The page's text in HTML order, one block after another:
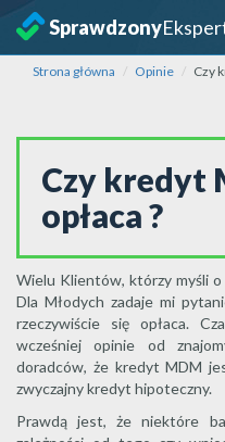
Sprawdzony
Strona główna Opinie Czy
Czy kredyt
opłaca ?
Wielu Klientów, którzy myśli
Dla Młodych zadaje mi
rzeczywiście się opłaca.
wcześniej opinie od
doradców, że kredyt MDM
zwyczajny kredyt hipoteczny.
Prawdą jest, że niektóre